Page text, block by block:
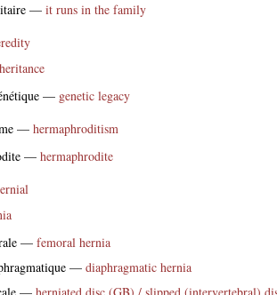
— it runs in the family
— genetic legacy
— hermaphroditism
— hermaphrodite
— femoral hernia
— diaphragmatic hernia